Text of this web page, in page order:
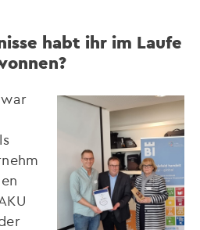
habt ihr im Laufe
war